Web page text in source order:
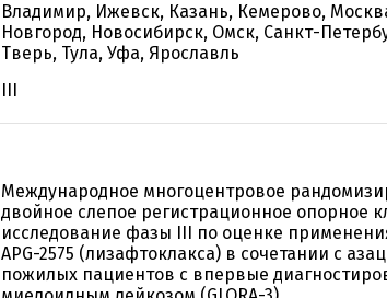
Владимир, Ижевск, Казань, Кемерово,
Новгород, Новосибирск, Омск, Санкт-
Тверь, Тула, Уфа, Ярославль
III
Международное многоцентровое
двойное слепое регистрационное опорное
исследование фазы III по оценке
APG-2575 (лизафтоклакса) в сочетании с
пожилых пациентов с впервые